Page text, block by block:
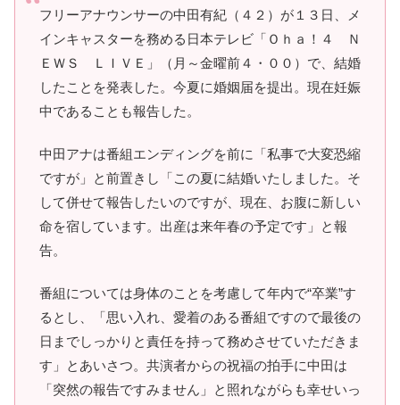
フリーアナウンサーの中田有紀（４２）が１３日、メ
インキャスターを務める日本テレビ「Ｏｈａ！４ Ｎ
ＥＷＳ ＬＩＶＥ」（月～金曜前４・００）で、結婚
したことを発表した。今夏に婚姻届を提出。現在妊娠
中であることも報告した。
中田アナは番組エンディングを前に「私事で大変恐縮
ですが」と前置きし「この夏に結婚いたしました。そ
して併せて報告したいのですが、現在、お腹に新しい
命を宿しています。出産は来年春の予定です」と報
告。
番組については身体のことを考慮して年内で“卒業”す
るとし、「思い入れ、愛着のある番組ですので最後の
日までしっかりと責任を持って務めさせていただきま
す」とあいさつ。共演者からの祝福の拍手に中田は
「突然の報告ですみません」と照れながらも幸せいっ